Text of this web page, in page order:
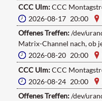
CCC Ulm:CCC
2026-08-17 20:00
Offenes Treffen:/dev/
Matrix-Channel nach, ob
2026-08-20 20:00
CCC Ulm:CCC
2026-08-24 20:00
Offenes Treffen:/dev/